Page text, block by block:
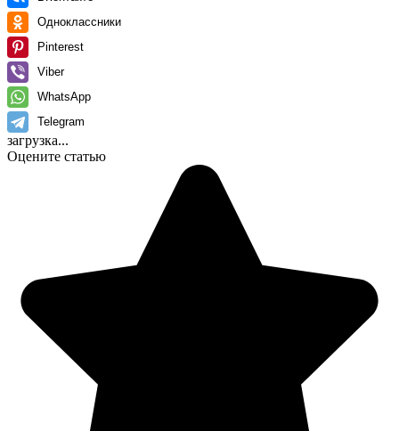
Одноклассники
Pinterest
Viber
WhatsApp
Telegram
загрузка...
Оцените статью